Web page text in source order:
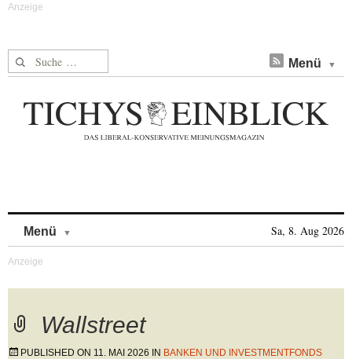
Suche nach: Menü
Menü Sa, 8. Aug 2026
Wallstreet
PUBLISHED ON 11. MAI 2026 IN BANKEN UND INVESTMENTFONDS